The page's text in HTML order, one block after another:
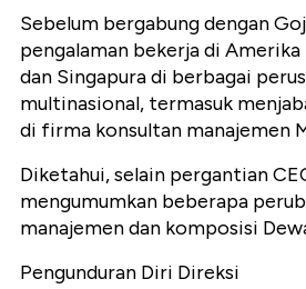
Sebelum bergabung dengan
pengalaman bekerja di
dan Singapura di berbagai
multinasional, termasuk
di firma konsultan manajemen
Diketahui, selain pergantian
mengumumkan beberapa
manajemen dan komposisi
Pengunduran Diri Direksi